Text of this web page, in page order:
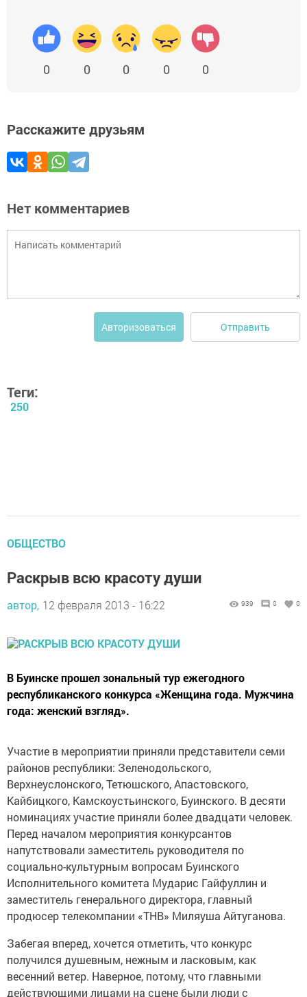
0 0 0 0 0
Расскажите друзьям
Нет комментариев
Авторизоваться Отправить
Теги:
250
ОБЩЕСТВО
Раскрыв всю красоту души
автор, 12 февраля 2013 - 16:22 939 0 0
В Буинске прошел зональный тур ежегодного
республиканского конкурса «Женщина года. Мужчина
года: женский взгляд».
Участие в мероприятии приняли представители семи
районов республики: Зеленодольского,
Верхнеуслонского, Тетюшского, Апастовского,
Кайбицкого, Камскоустьинского, Буинского. В десяти
номинациях участие приняли более двадцати человек.
Перед началом мероприятия конкурсантов
напутствовали заместитель руководителя по
социально-культурным вопросам Буинского
Исполнительного комитета Мударис Гайфуллин и
заместитель генерального директора, главный
продюсер телекомпании «ТНВ» Миляуша Айтуганова.
Забегая вперед, хочется отметить, что конкурс
получился душевным, нежным и ласковым, как
весенний ветер. Наверное, потому, что главными
действующими лицами на сцене были люди с